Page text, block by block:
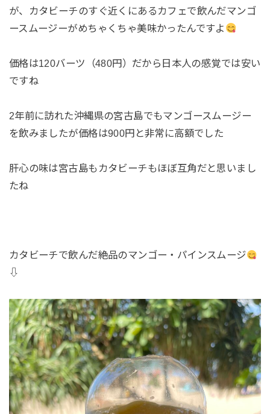
が、カタビーチのすぐ近くにあるカフェで飲んだマンゴ
ースムージーがめちゃくちゃ美味かったんですよ
価格は120バーツ（480円）だから日本人の感覚では安い
ですね
2年前に訪れた沖縄県の宮古島でもマンゴースムージー
を飲みましたが価格は900円と非常に高額でした
肝心の味は宮古島もカタビーチもほぼ互角だと思いまし
たね
カタビーチで飲んだ絶品のマンゴー・パインスムージ
⇩